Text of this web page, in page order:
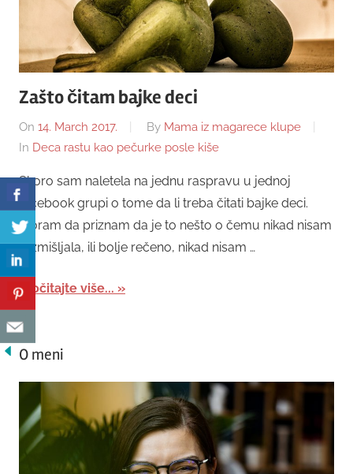
Zašto čitam bajke deci
On 14. March 2017. By Mama iz magarece klupe
In Deca rastu kao pečurke posle kiše
Skoro sam naletela na jednu raspravu u jednoj
facebook grupi o tome da li treba čitati bajke deci.
Moram da priznam da je to nešto o čemu nikad nisam
razmišljala, ili bolje rečeno, nikad nisam …
Pročitajte više...
O meni